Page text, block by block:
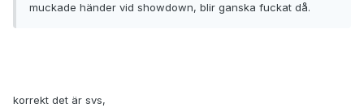
muckade händer vid showdown, blir ganska fuckat då.
korrekt det är svs,